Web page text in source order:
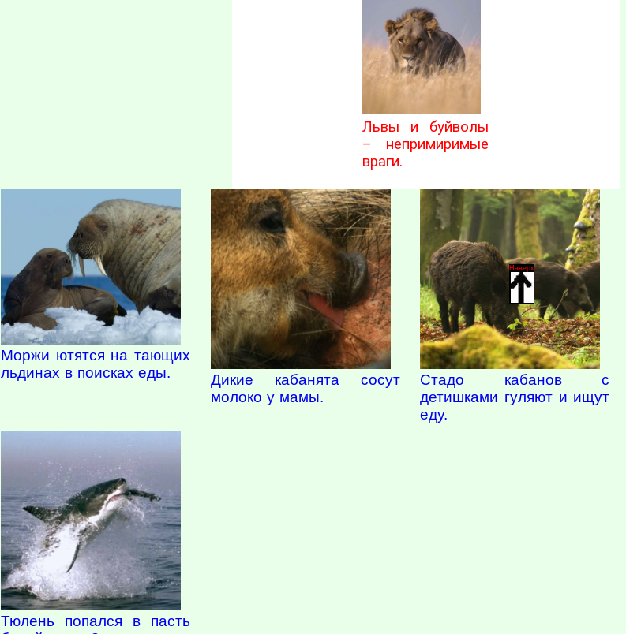
Львы и буйволы
– непримиримые
враги.
Моржи ютятся на тающих
льдинах в поисках еды.
Дикие кабанята сосут
молоко у мамы.
Стадо кабанов с
детишками гуляют и ищут
еду.
Тюлень попался в пасть
Наверх